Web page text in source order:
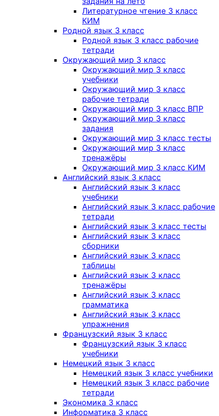
Литературное чтение 3 класс
КИМ
Родной язык 3 класс
Родной язык 3 класс рабочие
тетради
Окружающий мир 3 класс
Окружающий мир 3 класс
учебники
Окружающий мир 3 класс
рабочие тетради
Окружающий мир 3 класс ВПР
Окружающий мир 3 класс
задания
Окружающий мир 3 класс тесты
Окружающий мир 3 класс
тренажёры
Окружающий мир 3 класс КИМ
Английский язык 3 класс
Английский язык 3 класс
учебники
Английский язык 3 класс рабочие
тетради
Английский язык 3 класс тесты
Английский язык 3 класс
сборники
Английский язык 3 класс
таблицы
Английский язык 3 класс
тренажёры
Английский язык 3 класс
грамматика
Английский язык 3 класс
упражнения
Французский язык 3 класс
Французский язык 3 класс
учебники
Немецкий язык 3 класс
Немецкий язык 3 класс учебники
Немецкий язык 3 класс рабочие
тетради
Экономика 3 класс
Информатика 3 класс